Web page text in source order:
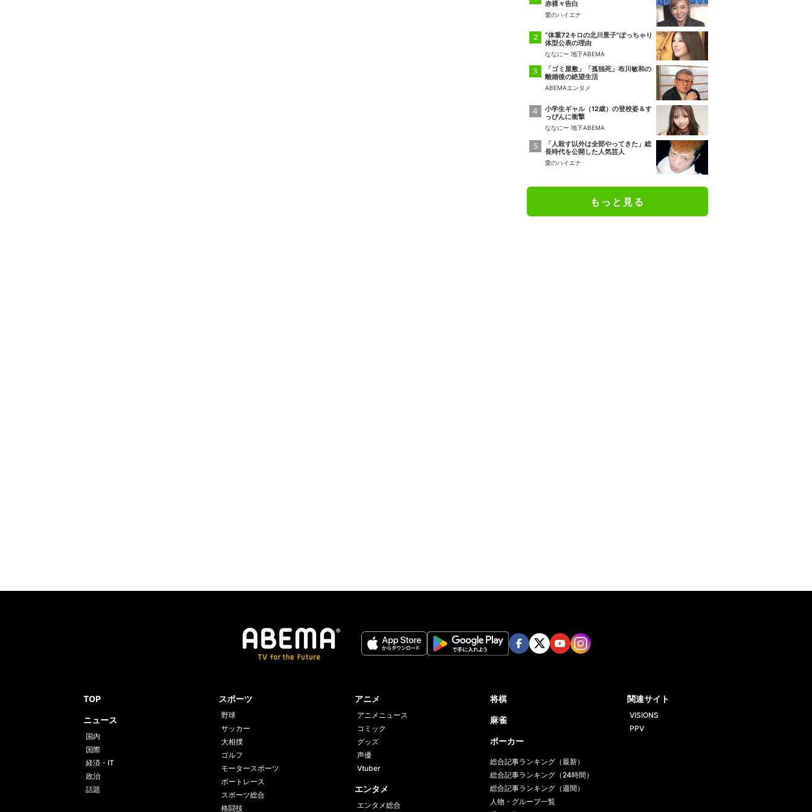
赤裸々告白
愛のハイエナ
“体重72キロの北川景子”ぽっちゃり
体型公表の理由
ななにー 地下ABEMA
「ゴミ屋敷」「孤独死」布川敏和の
離婚後の絶望生活
ABEMAエンタメ
小学生ギャル（12歳）の登校姿＆す
っぴんに衝撃
ななにー 地下ABEMA
「人殺す以外は全部やってきた」総
長時代を公開した人気芸人
愛のハイエナ
もっと見る
TOP
ニュース
国内
国際
経済・IT
政治
話題
スポーツ
野球
サッカー
大相撲
ゴルフ
モータースポーツ
ボートレース
スポーツ総合
格闘技
アニメ
アニメニュース
コミック
グッズ
声優
Vtuber
エンタメ
エンタメ総合
将棋
麻雀
ポーカー
総合記事ランキング（最新）
総合記事ランキング（24時間）
総合記事ランキング（週間）
人物・グループ一覧
関連サイト
VISIONS
PPV